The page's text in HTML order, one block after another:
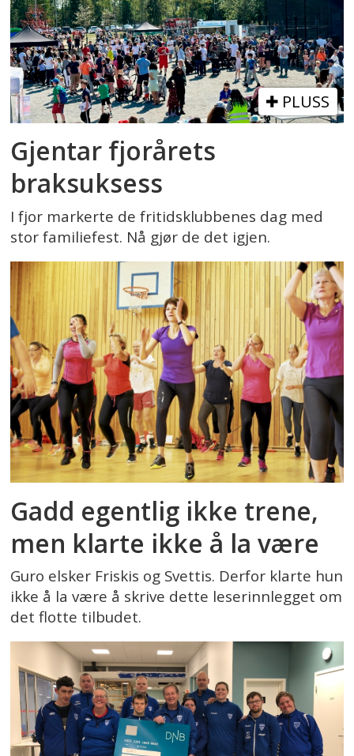
PLUSS
Gjentar fjorårets
braksuksess
I fjor markerte de fritidsklubbenes dag med
stor familiefest. Nå gjør de det igjen.
Gadd egentlig ikke trene,
men klarte ikke å la være
Guro elsker Friskis og Svettis. Derfor klarte hun
ikke å la være å skrive dette leserinnlegget om
det flotte tilbudet.